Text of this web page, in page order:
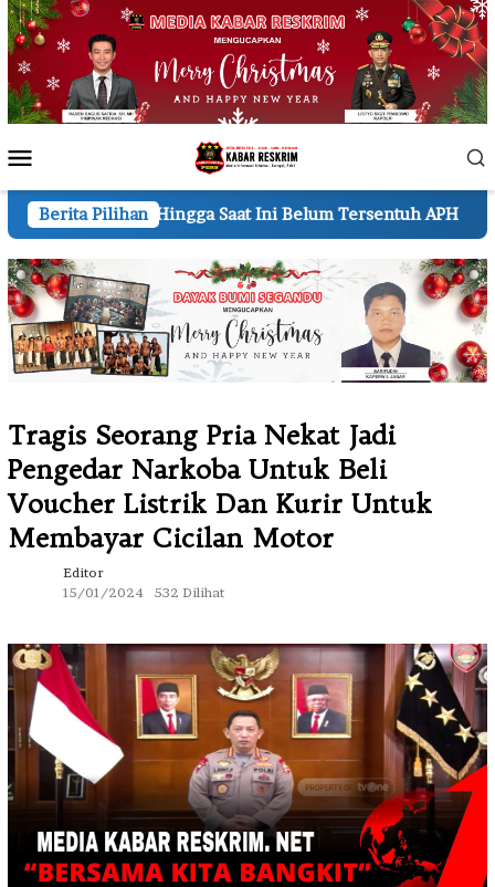
Loncat
ke
konten
Mobile
Berita Pilihan
Saat Ini Belum Tersentuh APH DPD PW MOI
Tragis Seorang Pria Nekat Jadi
Pengedar Narkoba Untuk Beli
Voucher Listrik Dan Kurir Untuk
Membayar Cicilan Motor
Editor
15/01/2024
532 Dilihat